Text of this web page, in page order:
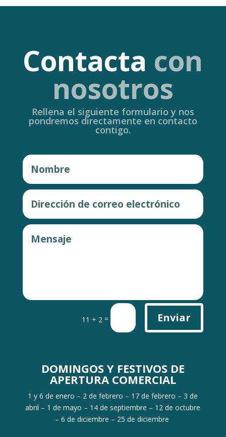
Contacta con
nosotros
Rellena el siguiente formulario y nos
pondremos directamente en contacto
contigo.
11 + 2 = Enviar
DOMINGOS Y FESTIVOS DE
APERTURA COMERCIAL
1 y 6 de enero – 2 de febrero – 17 de febrero – 3 de
abril – 1 de mayo – 14 de septiembre – 12 de octubre
– 6 de diciembre – 25 de diciembre